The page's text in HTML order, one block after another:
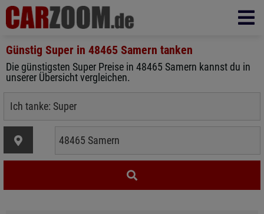
Günstig Super in 48465 Samern tanken
Die günstigsten Super Preise in 48465 Samern kannst du in
unserer Übersicht vergleichen.